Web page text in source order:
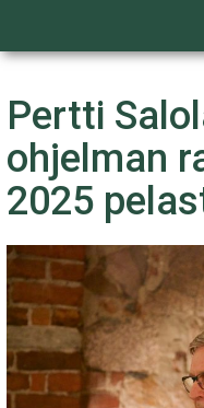
Siirry
sisältöön
Pertti
ohjelman
2025